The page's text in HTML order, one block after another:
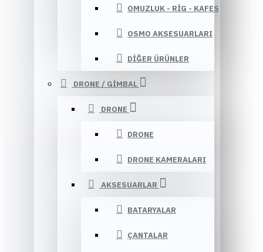
OMUZLUK - RIG - KAFES
OSMO AKSESUARLARI
DIĞER ÜRÜNLER
DRONE / GIMBAL
DRONE
DRONE
DRONE KAMERALARI
AKSESUARLAR
BATARYALAR
ÇANTALAR